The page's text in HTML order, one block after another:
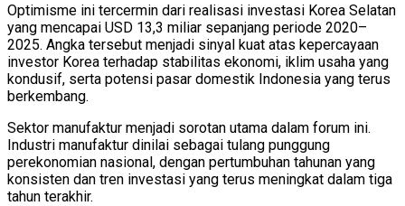
Optimisme ini tercermin dari realisasi investasi Korea Selatan
yang mencapai USD 13,3 miliar sepanjang periode 2020–
2025. Angka tersebut menjadi sinyal kuat atas kepercayaan
investor Korea terhadap stabilitas ekonomi, iklim usaha yang
kondusif, serta potensi pasar domestik Indonesia yang terus
berkembang.
Sektor manufaktur menjadi sorotan utama dalam forum ini.
Industri manufaktur dinilai sebagai tulang punggung
perekonomian nasional, dengan pertumbuhan tahunan yang
konsisten dan tren investasi yang terus meningkat dalam tiga
tahun terakhir.